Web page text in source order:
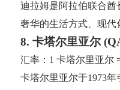
迪拉姆是阿拉伯联合酋
奢华的生活方式、现代
8. 卡塔尔里亚尔
汇率：1 卡塔尔里亚尔
卡塔尔里亚尔于1973